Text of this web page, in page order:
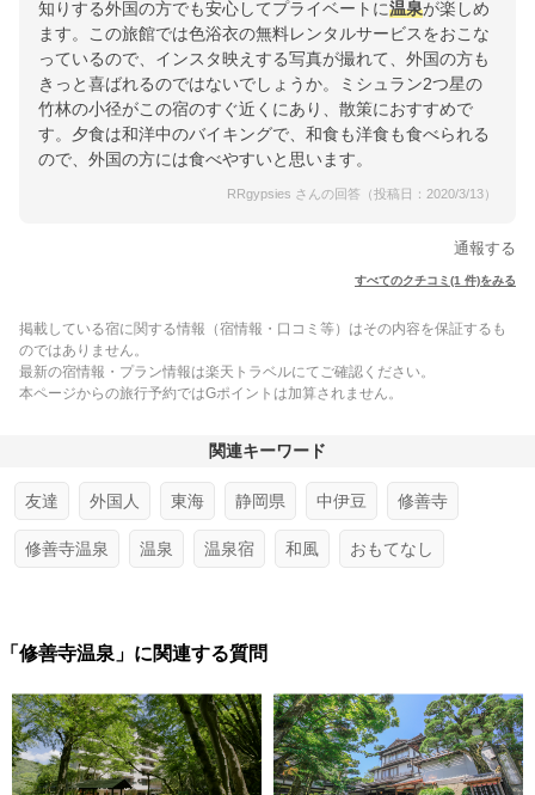
知りする外国の方でも安心してプライベートに温泉が楽しめ
ます。この旅館では色浴衣の無料レンタルサービスをおこな
っているので、インスタ映えする写真が撮れて、外国の方も
きっと喜ばれるのではないでしょうか。ミシュラン2つ星の
竹林の小径がこの宿のすぐ近くにあり、散策におすすめで
す。夕食は和洋中のバイキングで、和食も洋食も食べられる
ので、外国の方には食べやすいと思います。
RRgypsies さんの回答（投稿日：2020/3/13）
通報する
すべてのクチコミ(1 件)をみる
掲載している宿に関する情報（宿情報・口コミ等）はその内容を保証するも
のではありません。
最新の宿情報・プラン情報は楽天トラベルにてご確認ください。
本ページからの旅行予約ではGポイントは加算されません。
関連キーワード
友達 外国人 東海 静岡県 中伊豆 修善寺
修善寺温泉 温泉 温泉宿 和風 おもてなし
「修善寺温泉」に関連する質問